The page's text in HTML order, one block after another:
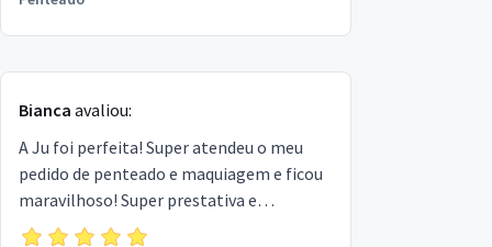
Bianca avaliou:
A Ju foi perfeita! Super atendeu o meu
pedido de penteado e maquiagem e ficou
maravilhoso! Super prestativa e
simpática! Indico de olhos fechados!!